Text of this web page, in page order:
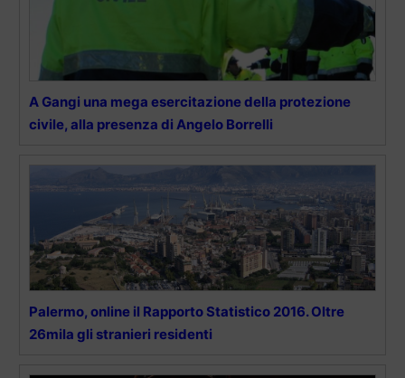
A Gangi una mega esercitazione della protezione
civile, alla presenza di Angelo Borrelli
Palermo, online il Rapporto Statistico 2016. Oltre
26mila gli stranieri residenti